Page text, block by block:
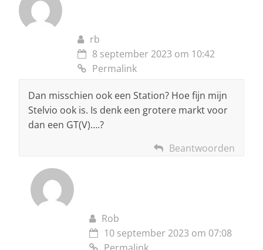
rb
8 september 2023 om 10:42
Permalink
Dan misschien ook een Station? Hoe fijn mijn
Stelvio ook is. Is denk een grotere markt voor
dan een GT(V)….?
Beantwoorden
Rob
10 september 2023 om 07:08